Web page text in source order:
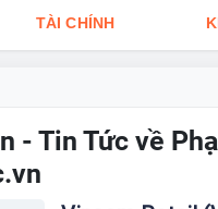
TÀI CHÍNH
- Tin Tức về